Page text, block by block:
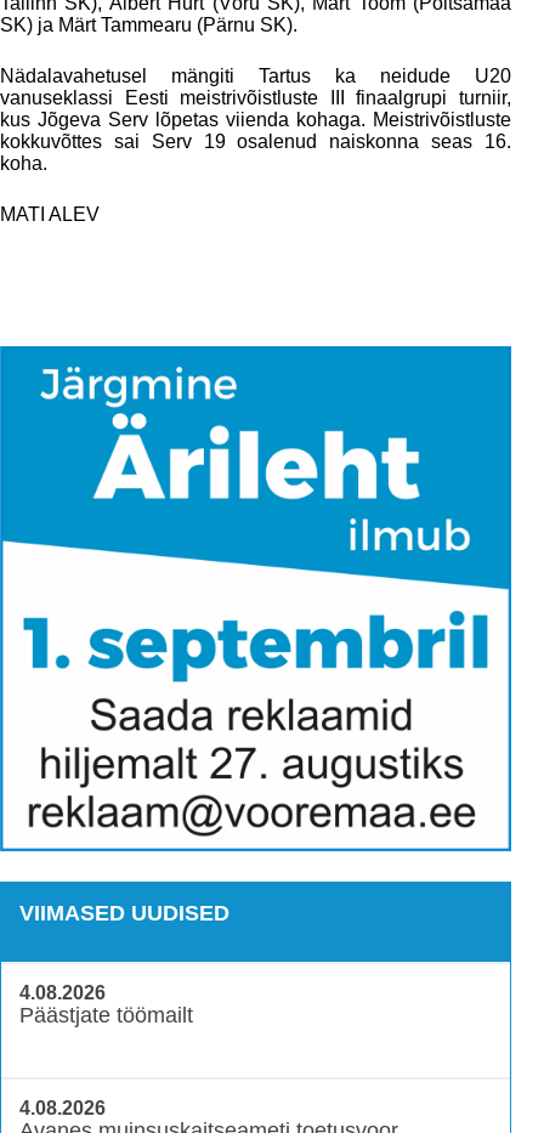
SK) ja Märt Tammearu (Pärnu SK).
Nädalavahetusel mängiti Tartus ka neidude U20
vanuseklassi Eesti meistrivõistluste III finaalgrupi turniir,
kus Jõgeva Serv lõpetas viienda kohaga. Meistrivõistluste
kokkuvõttes sai Serv 19 osalenud naiskonna seas 16.
koha.
MATI ALEV
VIIMASED UUDISED
4.08.2026
Päästjate töömailt
4.08.2026